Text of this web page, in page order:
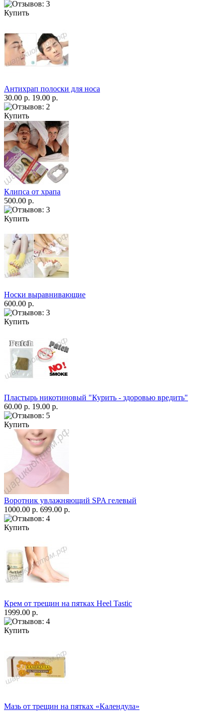
Купить
Антихрап полоски для носа
30.00 р. 19.00 р.
Купить
Клипса от храпа
500.00 р.
Купить
Носки выравнивающие
600.00 р.
Купить
Пластырь никотиновый "Курить - здоровью вредить"
60.00 р. 19.00 р.
Купить
Воротник увлажняющий SPA гелевый
1000.00 р. 699.00 р.
Купить
Крем от трещин на пятках Heel Tastic
1999.00 р.
Купить
Мазь от трещин на пятках «Календула»